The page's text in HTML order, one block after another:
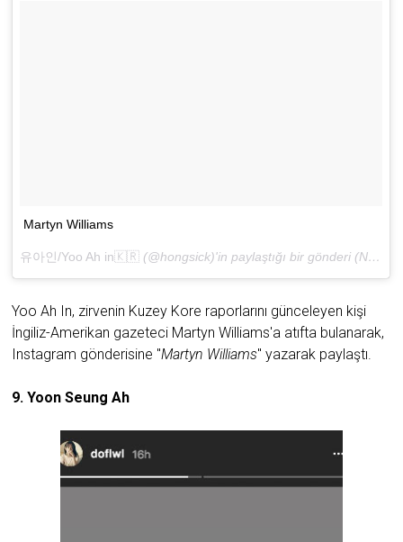
Martyn Williams
유아인/Yoo Ah in🇰🇷 (@hongsick)'in paylaştığı bir gönderi (Nis 26, 2018 at 10:54ös PDT
Yoo Ah In, zirvenin Kuzey Kore raporlarını günceleyen kişi
İngiliz-Amerikan gazeteci Martyn Williams'a atıfta bulanarak,
Instagram gönderisine "Martyn Williams" yazarak paylaştı.
9. Yoon Seung Ah